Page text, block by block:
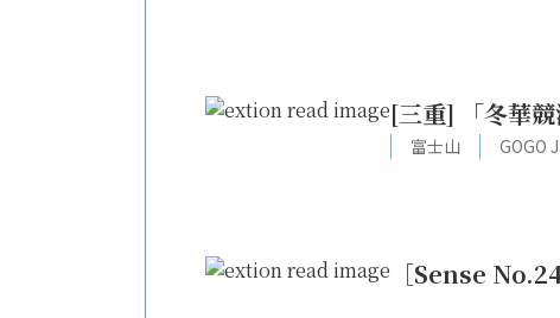
[三重] 「冬華
富士山 GOGO
［Sense